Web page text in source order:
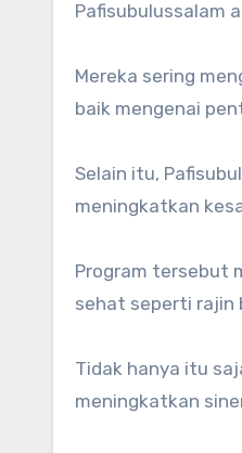
Pafisubulussalam
Mereka sering
baik mengenai
Selain itu,
meningkatkan
Program tersebut
sehat seperti rajin
Tidak hanya itu
meningkatkan